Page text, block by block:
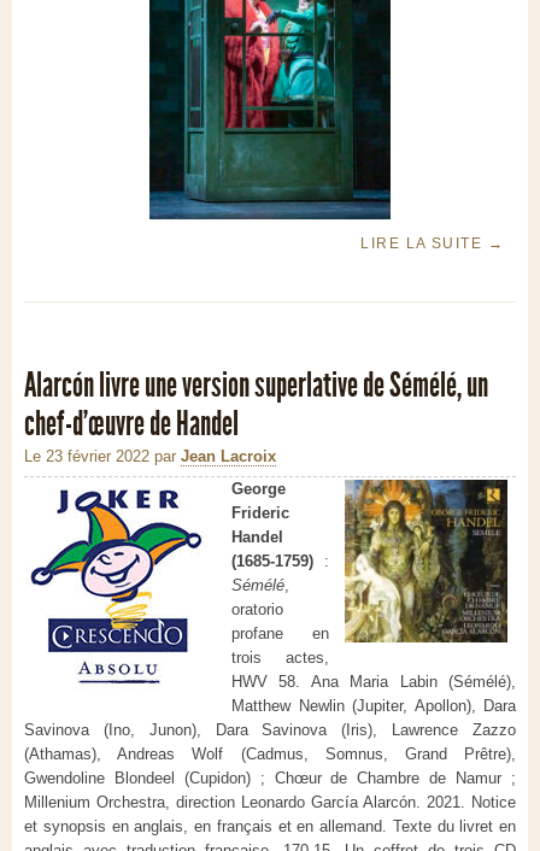
LIRE LA SUITE →
Alarcón livre une version superlative de Sémélé, un
chef-d’œuvre de Handel
Le 23 février 2022 par Jean Lacroix
George
Frideric
Handel
(1685-1759) :
Sémélé,
oratorio
profane en
trois actes,
HWV 58. Ana Maria Labin (Sémélé),
Matthew Newlin (Jupiter, Apollon), Dara
Savinova (Ino, Junon), Dara Savinova (Iris), Lawrence Zazzo
(Athamas), Andreas Wolf (Cadmus, Somnus, Grand Prêtre),
Gwendoline Blondeel (Cupidon) ; Chœur de Chambre de Namur ;
Millenium Orchestra, direction Leonardo García Alarcón. 2021. Notice
et synopsis en anglais, en français et en allemand. Texte du livret en